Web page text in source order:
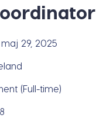
29, 2025
(Full-time)